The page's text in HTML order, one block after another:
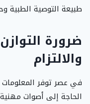
طبيعة التوصية الطبية
ضرورة
والالتزام
في عصر توفر المعلومات
الحاجة إلى أصوات